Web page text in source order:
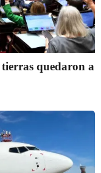
quedaron a